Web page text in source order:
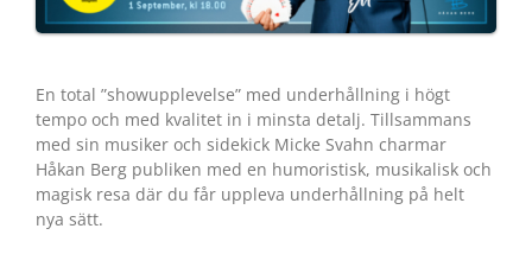
En total ”showupplevelse” med underhållning i högt
tempo och med kvalitet in i minsta detalj. Tillsammans
med sin musiker och sidekick Micke Svahn charmar
Håkan Berg publiken med en humoristisk, musikalisk och
magisk resa där du får uppleva underhållning på helt
nya sätt.